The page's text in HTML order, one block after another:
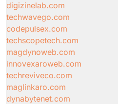
digizinelab.com
techwavego.com
codepulsex.com
techscopetech.com
magdynoweb.com
innovexaroweb.com
techreviveco.com
maglinkaro.com
dynabytenet.com